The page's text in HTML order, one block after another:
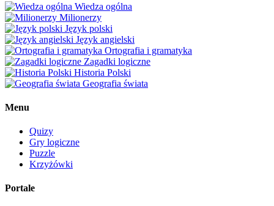
Wiedza ogólna
Milionerzy
Język polski
Język angielski
Ortografia i gramatyka
Zagadki logiczne
Historia Polski
Geografia świata
Menu
Quizy
Gry logiczne
Puzzle
Krzyżówki
Portale